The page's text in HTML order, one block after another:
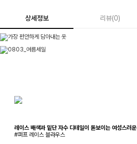
상세정보 리뷰(0)
레이스 배색과 밑단 자수 디테일이 돋보이는 여성스러운
#퍼프 레이스 블라우스